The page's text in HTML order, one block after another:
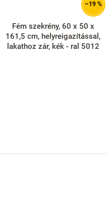
–19 %
Fém szekrény, 60 x 50 x
161,5 cm, helyreigazítással,
lakathoz zár, kék - ral 5012